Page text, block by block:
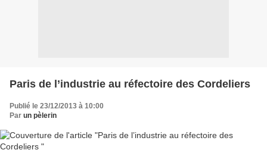
Paris de l’industrie au réfectoire des Cordeliers
Publié le 23/12/2013 à 10:00
Par un pèlerin